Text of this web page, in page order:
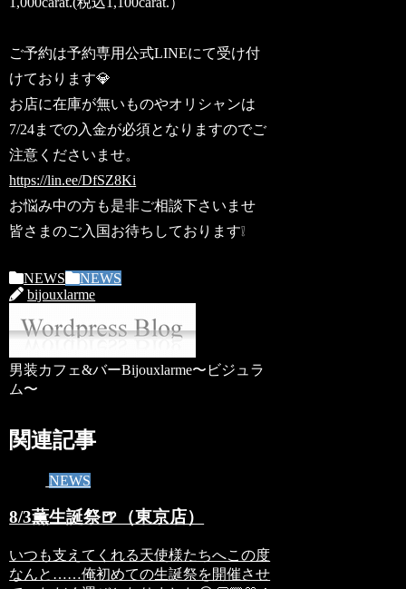
ご予約は予約専用公式LINEにて受け付
けております💎
お店に在庫が無いものやオリシャンは
7/24までの入金が必須となりますのでご
注意くださいませ。
https://lin.ee/DfSZ8Ki
お悩み中の方も是非ご相談下さいませ
皆さまのご入国お待ちしております❕
NEWS
NEWS
bijouxlarme
男装カフェ&バーBijouxlarme〜ビジュラ
ム〜
関連記事
NEWS
8/3薫生誕祭🍺（東京店）
いつも支えてくれる天使様たちへこの度
なんと……俺初めての生誕祭を開催させ